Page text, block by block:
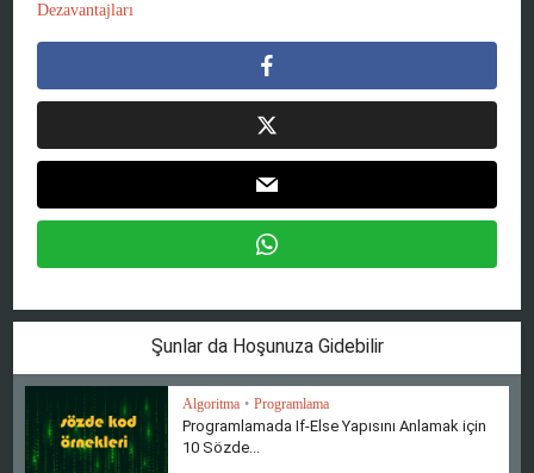
Dezavantajları
Şunlar da Hoşunuza Gidebilir
Algoritma • Programlama
Programlamada If-Else Yapısını Anlamak için
10 Sözde...